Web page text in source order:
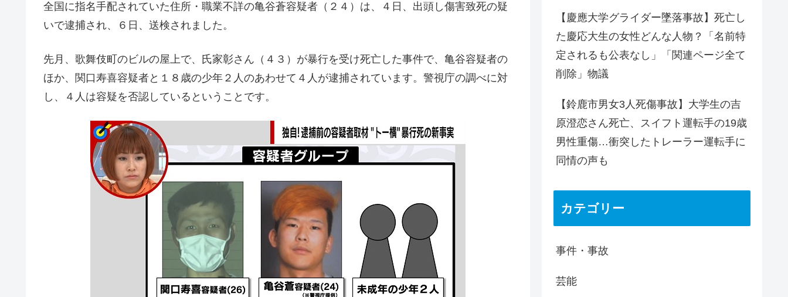
全国に指名手配されていた住所・職業不詳の亀谷蒼容疑者（２４）は、４日、出頭し傷害致死の疑
いで逮捕され、６日、送検されました。
先月、歌舞伎町のビルの屋上で、氏家彰さん（４３）が暴行を受け死亡した事件で、亀谷容疑者の
ほか、関口寿喜容疑者と１８歳の少年２人のあわせて４人が逮捕されています。警視庁の調べに対
し、４人は容疑を否認しているということです。
【慶應大学グライダー墜落事故】死亡し
た慶応大生の女性どんな人物？「名前特
定されるも公表なし」「関連ページ全て
削除」物議
【鈴鹿市男女3人死傷事故】大学生の吉
原澄恋さん死亡、スイフト運転手の19歳
男性重傷…衝突したトレーラー運転手に
同情の声も
カテゴリー
事件・事故
芸能